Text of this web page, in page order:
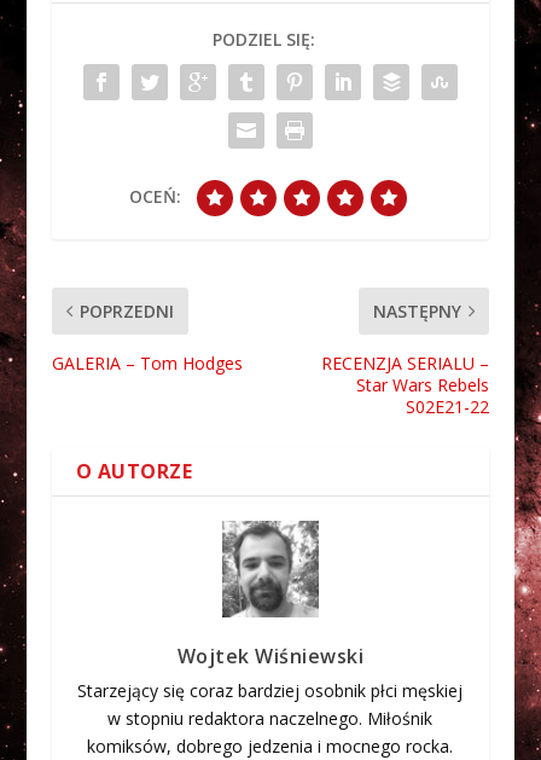
PODZIEL SIĘ:
OCEŃ:
POPRZEDNI
GALERIA – Tom Hodges
NASTĘPNY
RECENZJA SERIALU –
Star Wars Rebels
S02E21-22
O AUTORZE
Wojtek Wiśniewski
Starzejący się coraz bardziej osobnik płci męskiej
w stopniu redaktora naczelnego. Miłośnik
komiksów, dobrego jedzenia i mocnego rocka.